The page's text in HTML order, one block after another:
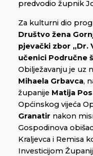
predvodio župnik
Za kulturni dio
Društvo žena
pjevački zbor „Dr.
učenici Područne
Obilježavanju je uz
Mihaela Grbavca,
županije Matija
Općinskog vijeća
Granatir nakon
Gospodinova
Kraljevca i Remisa
Investicijom